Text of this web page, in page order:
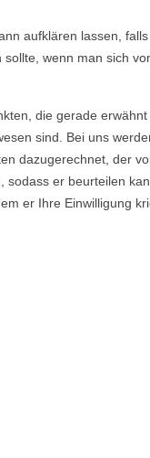
aufklären lassen,
wenn man sich
die gerade
sind. Bei uns
dazugerechnet, der
er beurteilen
er Ihre Einwilligung